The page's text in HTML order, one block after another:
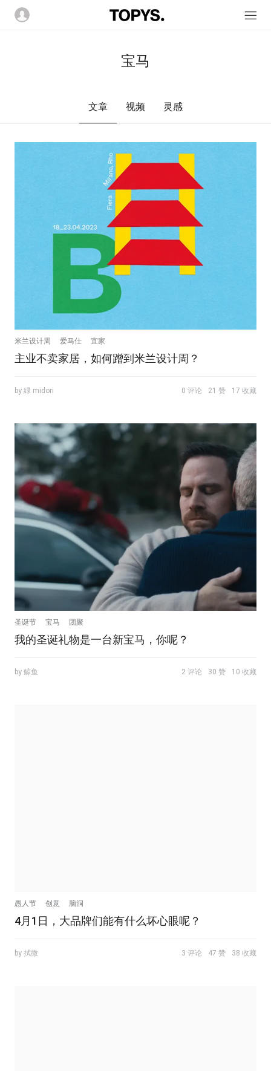
宝马
文章 视频 灵感
米兰设计周 爱马仕 宜家
主业不卖家居，如何蹭到米兰设计周？
by 緑 midori 0 评论 21 赞 17 收藏
圣诞节 宝马 团聚
我的圣诞礼物是一台新宝马，你呢？
by 鲸鱼 2 评论 30 赞 10 收藏
愚人节 创意 脑洞
4月1日，大品牌们能有什么坏心眼呢？
by 拭微 3 评论 47 赞 38 收藏